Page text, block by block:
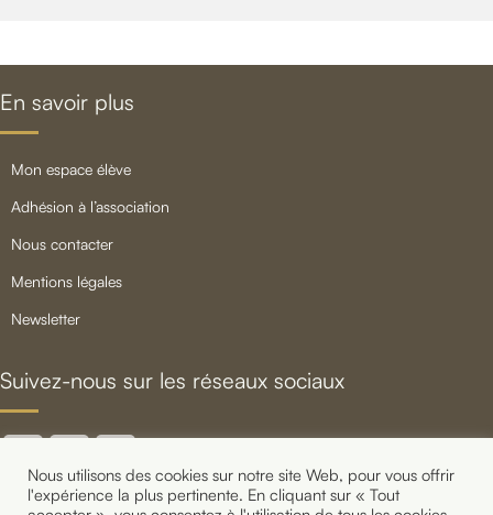
En savoir plus
mon espace élève
adhésion à l’association
nous contacter
mentions légales
newsletter
Suivez-nous sur les réseaux sociaux
Nous utilisons des cookies sur notre site Web, pour vous offrir
l'expérience la plus pertinente. En cliquant sur « Tout